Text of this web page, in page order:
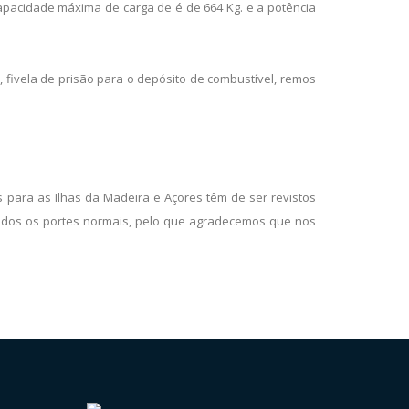
máxima de carga de é de 664 Kg. e a potência
de prisão para o depósito de combustível, remos
as Ilhas da Madeira e Açores têm de ser revistos
os portes normais, pelo que agradecemos que nos